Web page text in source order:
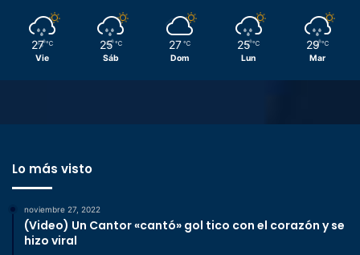
27 ℃
Vie
25 ℃
Sáb
27 ℃
Dom
25 ℃
Lun
29 ℃
Mar
Lo más visto
noviembre 27, 2022
(Video) Un Cantor «cantó» gol tico con el corazón y se
hizo viral